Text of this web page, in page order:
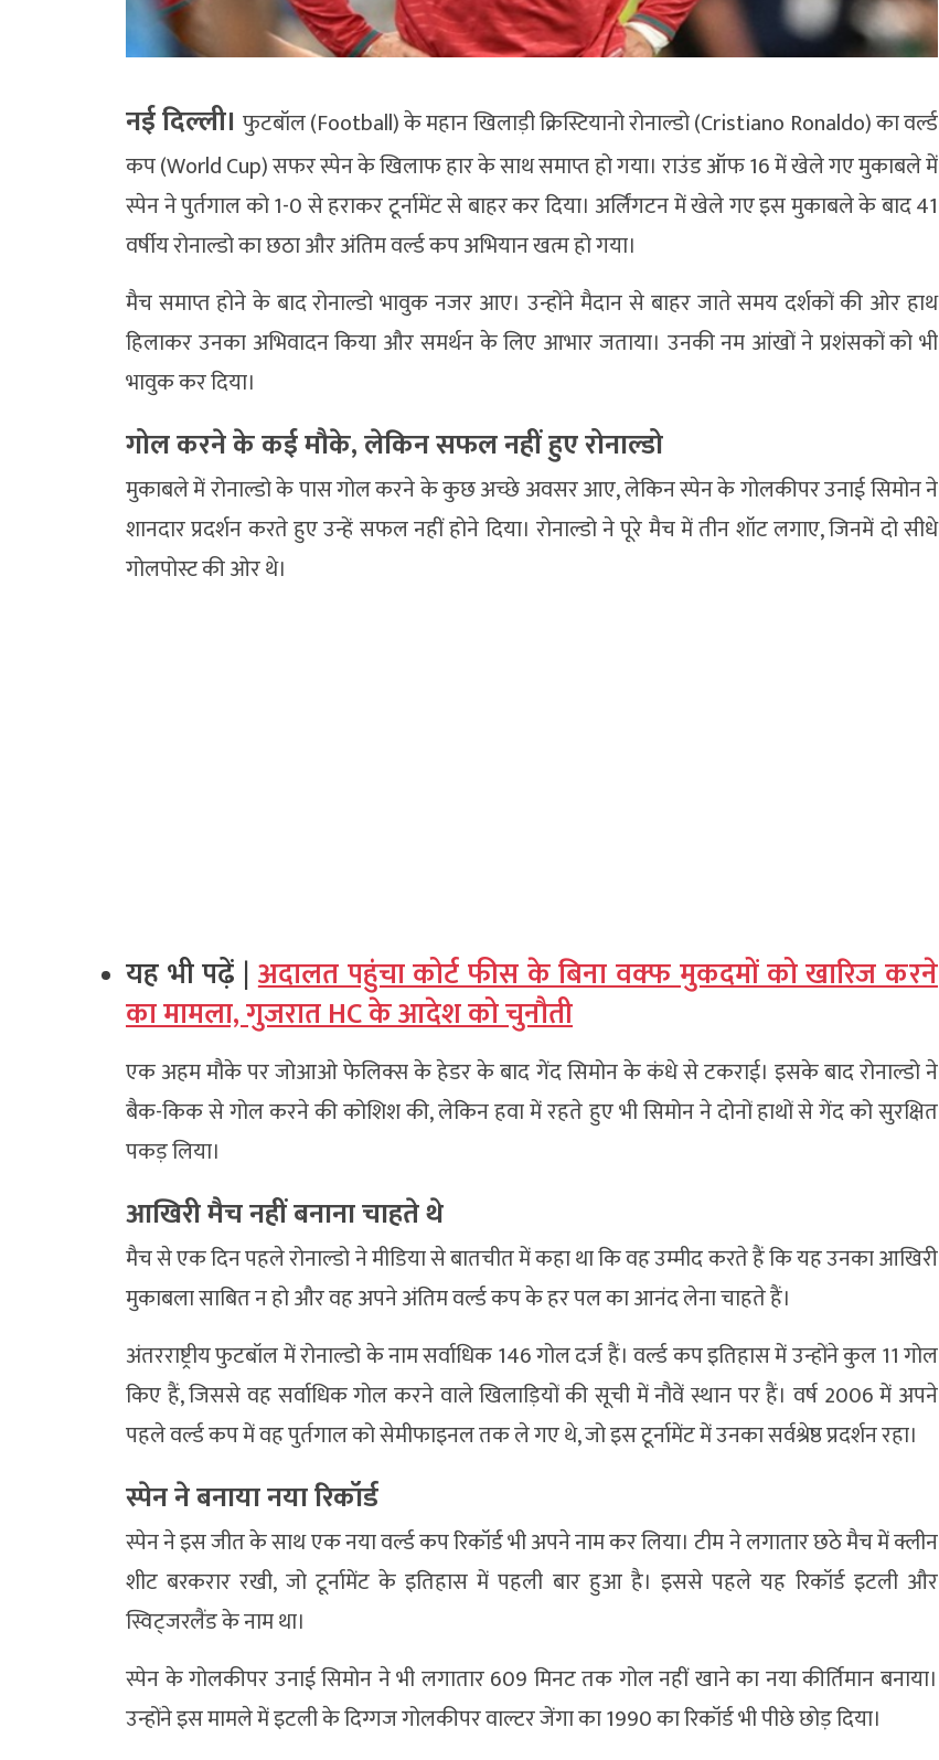
नई दिल्ली। फुटबॉल (Football) के महान खिलाड़ी क्रिस्टियानो रोनाल्डो (Cristiano Ronaldo) का वर्ल्ड
कप (World Cup) सफर स्पेन के खिलाफ हार के साथ समाप्त हो गया। राउंड ऑफ 16 में खेले गए मुकाबले में
स्पेन ने पुर्तगाल को 1-0 से हराकर टूर्नामेंट से बाहर कर दिया। अर्लिंगटन में खेले गए इस मुकाबले के बाद 41
वर्षीय रोनाल्डो का छठा और अंतिम वर्ल्ड कप अभियान खत्म हो गया।
मैच समाप्त होने के बाद रोनाल्डो भावुक नजर आए। उन्होंने मैदान से बाहर जाते समय दर्शकों की ओर हाथ
हिलाकर उनका अभिवादन किया और समर्थन के लिए आभार जताया। उनकी नम आंखों ने प्रशंसकों को भी
भावुक कर दिया।
गोल करने के कई मौके, लेकिन सफल नहीं हुए रोनाल्डो
मुकाबले में रोनाल्डो के पास गोल करने के कुछ अच्छे अवसर आए, लेकिन स्पेन के गोलकीपर उनाई सिमोन ने
शानदार प्रदर्शन करते हुए उन्हें सफल नहीं होने दिया। रोनाल्डो ने पूरे मैच में तीन शॉट लगाए, जिनमें दो सीधे
गोलपोस्ट की ओर थे।
यह भी पढ़ें |अदालत पहुंचा कोर्ट फीस के बिना वक्फ मुकदमों को खारिज करने
का मामला, गुजरात HC के आदेश को चुनौती
एक अहम मौके पर जोआओ फेलिक्स के हेडर के बाद गेंद सिमोन के कंधे से टकराई। इसके बाद रोनाल्डो ने
बैक-किक से गोल करने की कोशिश की, लेकिन हवा में रहते हुए भी सिमोन ने दोनों हाथों से गेंद को सुरक्षित
पकड़ लिया।
आखिरी मैच नहीं बनाना चाहते थे
मैच से एक दिन पहले रोनाल्डो ने मीडिया से बातचीत में कहा था कि वह उम्मीद करते हैं कि यह उनका आखिरी
मुकाबला साबित न हो और वह अपने अंतिम वर्ल्ड कप के हर पल का आनंद लेना चाहते हैं।
अंतरराष्ट्रीय फुटबॉल में रोनाल्डो के नाम सर्वाधिक 146 गोल दर्ज हैं। वर्ल्ड कप इतिहास में उन्होंने कुल 11 गोल
किए हैं, जिससे वह सर्वाधिक गोल करने वाले खिलाड़ियों की सूची में नौवें स्थान पर हैं। वर्ष 2006 में अपने
पहले वर्ल्ड कप में वह पुर्तगाल को सेमीफाइनल तक ले गए थे, जो इस टूर्नामेंट में उनका सर्वश्रेष्ठ प्रदर्शन रहा।
स्पेन ने बनाया नया रिकॉर्ड
स्पेन ने इस जीत के साथ एक नया वर्ल्ड कप रिकॉर्ड भी अपने नाम कर लिया। टीम ने लगातार छठे मैच में क्लीन
शीट बरकरार रखी, जो टूर्नामेंट के इतिहास में पहली बार हुआ है। इससे पहले यह रिकॉर्ड इटली और
स्विट्जरलैंड के नाम था।
स्पेन के गोलकीपर उनाई सिमोन ने भी लगातार 609 मिनट तक गोल नहीं खाने का नया कीर्तिमान बनाया।
उन्होंने इस मामले में इटली के दिग्गज गोलकीपर वाल्टर जेंगा का 1990 का रिकॉर्ड भी पीछे छोड़ दिया।